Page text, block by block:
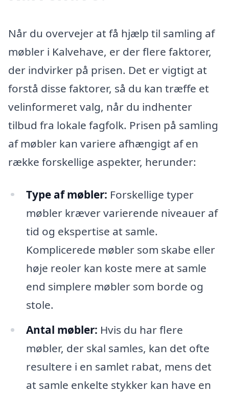
Når du overvejer at få hjælp til samling af
møbler i Kalvehave, er der flere faktorer,
der indvirker på prisen. Det er vigtigt at
forstå disse faktorer, så du kan træffe et
velinformeret valg, når du indhenter
tilbud fra lokale fagfolk. Prisen på samling
af møbler kan variere afhængigt af en
række forskellige aspekter, herunder:
Type af møbler: Forskellige typer
møbler kræver varierende niveauer af
tid og ekspertise at samle.
Komplicerede møbler som skabe eller
høje reoler kan koste mere at samle
end simplere møbler som borde og
stole.
Antal møbler: Hvis du har flere
møbler, der skal samles, kan det ofte
resultere i en samlet rabat, mens det
at samle enkelte stykker kan have en